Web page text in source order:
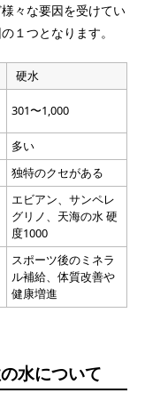
々な要因を受けてい
１つとなります。
硬水
301〜1,000
多い
独特のクセがある
エビアン、サンペレ
グリノ、天海の水 硬
度1000
スポーツ後のミネラ
ル補給、体質改善や
健康増進
水について